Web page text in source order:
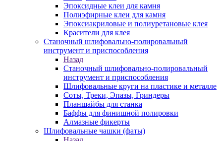
Эпоксидные клеи для камня
Полиэфирные клеи для камня
Эпоксиакриловые и полиуретановые клея
Красители для клея
Станочный шлифовально-полировальный
инструмент и приспособления
Назад
Станочный шлифовально-полировальный
инструмент и приспособления
Шлифовальные круги на пластике и металле
Соты, Треки, Эпазы, Гриндеры
Планшайбы для станка
Баффы для финишной полировки
Алмазные фикерты
Шлифовальные чашки (фаты)